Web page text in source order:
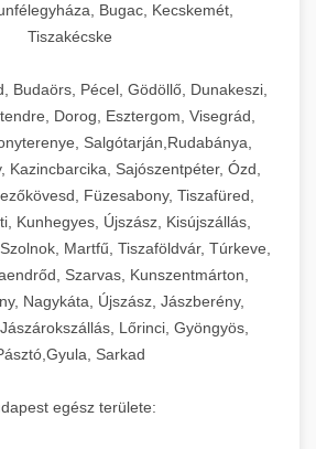
Bugac, Kecskemét,
Tiszakécske
Budaörs, Pécel, Gödöllő, Dunakeszi,
Dorog, Esztergom, Visegrád,
Salgótarján,Rudabánya,
Kazincbarcika, Sajószentpéter, Ózd,
Füzesabony, Tiszafüred,
Kunhegyes, Újszász, Kisújszállás,
Martfű, Tiszaföldvár, Túrkeve,
Szarvas, Kunszentmárton,
Nagykáta, Újszász, Jászberény,
Lőrinci, Gyöngyös,
Sarkad
egész területe: